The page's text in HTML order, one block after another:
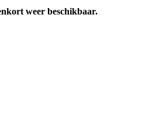
weer beschikbaar.